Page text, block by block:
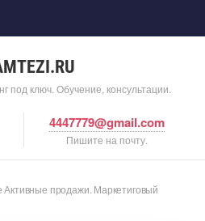
под ключ. Обучение, консультации.
4447779@gmail.com
Пишите на почту.
Активные продажи. Маркетиговый